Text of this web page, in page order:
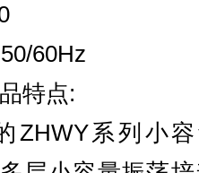
60Hz
特点:
ZHWY系列小